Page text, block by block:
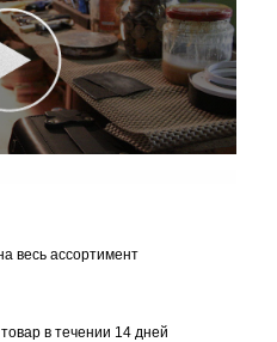
весь ассортимент
в течении 14 дней